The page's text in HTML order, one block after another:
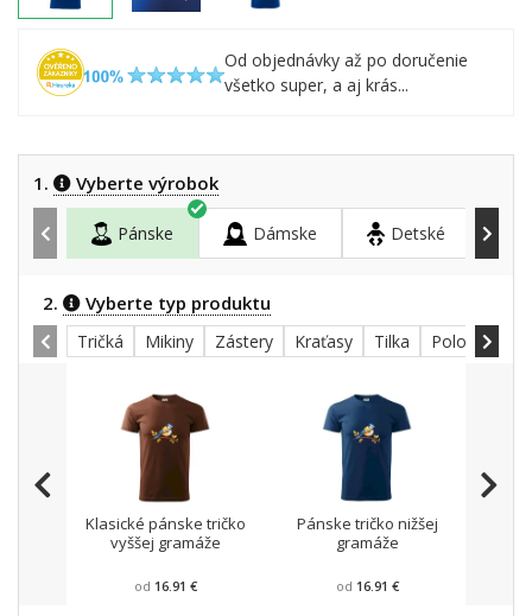
Od objednávky až po doručenie
všetko super, a aj krás...
1. Vyberte výrobok
Pánske Dámske Detské
2. Vyberte typ produktu
Tričká Mikiny Zástery Kraťasy Tilka Polokošele
Klasické pánske tričko
vyššej gramáže
od 16.91 €
Pánske tričko nižšej
gramáže
od 16.91 €